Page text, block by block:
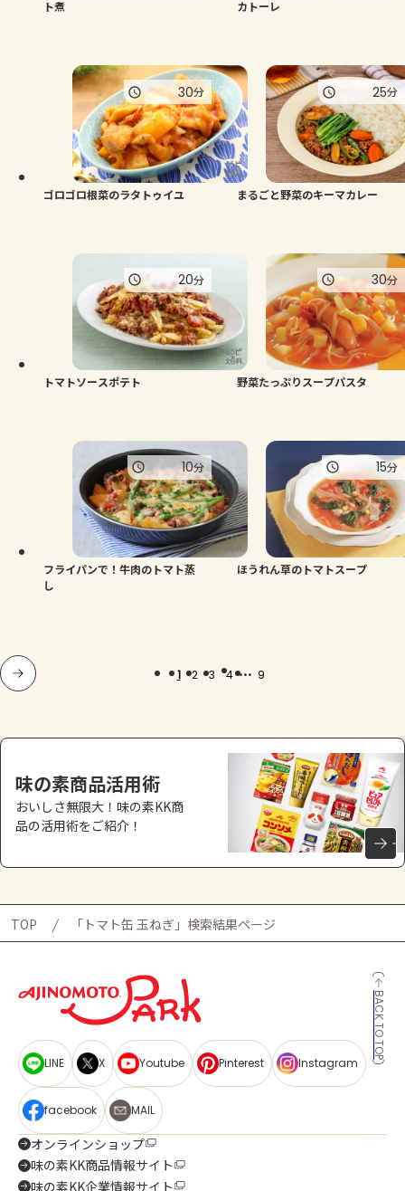
ト煮
カトーレ
ゴロゴロ根菜のラタトゥイユ
30分
まるごと野菜のキーマカレー
25分
トマトソースポテト
20分
野菜たっぷりスープパスタ
30分
フライパンで！牛肉のトマト蒸
し
10分
ほうれん草のトマトスープ
15分
1 2 3 4 ... 9
味の素商品活用術
おいしさ無限大！味の素KK商
品の活用術をご紹介！
TOP 「トマト缶 玉ねぎ」検索結果ページ
BACK TO TOP
LINE X Youtube Pinterest Instagram
facebook MAIL
オンラインショップ
味の素KK商品情報サイト
味の素KK企業情報サイト